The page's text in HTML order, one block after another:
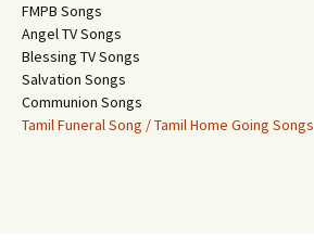
FMPB Songs
Angel TV Songs
Blessing TV Songs
Salvation Songs
Communion Songs
Tamil Funeral Song / Tamil Home Going Songs